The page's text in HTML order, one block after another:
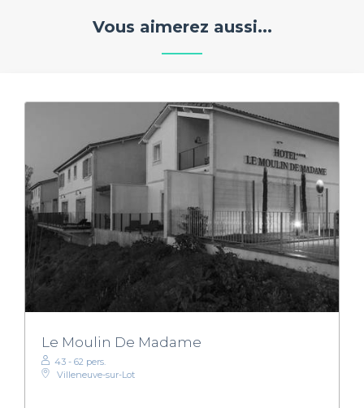
Vous aimerez aussi...
Le Moulin De Madame
43 - 62 pers.
Villeneuve-sur-Lot